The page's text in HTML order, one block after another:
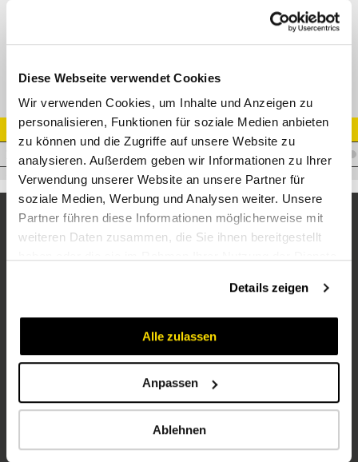
Diese Webseite verwendet Cookies
Wir verwenden Cookies, um Inhalte und Anzeigen zu
personalisieren, Funktionen für soziale Medien anbieten
zu können und die Zugriffe auf unsere Website zu
analysieren. Außerdem geben wir Informationen zu Ihrer
Verwendung unserer Website an unsere Partner für
soziale Medien, Werbung und Analysen weiter. Unsere
Partner führen diese Informationen möglicherweise mit
weiteren Daten zusammen, die Sie ihnen bereitgestellt
Details zeigen
Alle zulassen
Anpassen
Ablehnen
Artikel Nr.
V.XAKLL06R1/4-ZN
Service